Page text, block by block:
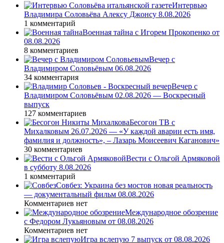
Интервью
Владимира Соловьёва Алексу Джонсу 8.08.2026
1 комментарий
Военная тайна с Игорем Прокопенко от
08.08.2026
8 комментариев
Вечер с
Владимиром Соловьёвым 06.08.2026
34 комментария
Вечер с
Владимиром Соловьёвым 02.08.2026 — Воскресный
выпуск
127 комментариев
Бесогон ТВ с
Михалковым 26.07.2026 — «У каждой аварии есть имя,
фамилия и должность», – Лазарь Моисеевич Каганович»
30 комментариев
Вести с Ольгой Армяковой
в субботу 8.08.2026
1 комментарий
Совбез: Украина без мостов новая реальность
— документальный фильм 08.08.2026
Комментариев нет
Международное обозрение
с Федором Лукьяновым от 08.08.2026
Комментариев нет
Игра вслепую 7 выпуск от 08.08.2026